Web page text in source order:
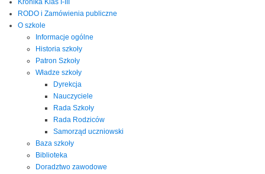
Kronika Klas I-III
RODO i Zamówienia publiczne
O szkole
Informacje ogólne
Historia szkoły
Patron Szkoły
Władze szkoły
Dyrekcja
Nauczyciele
Rada Szkoły
Rada Rodziców
Samorząd uczniowski
Baza szkoły
Biblioteka
Doradztwo zawodowe